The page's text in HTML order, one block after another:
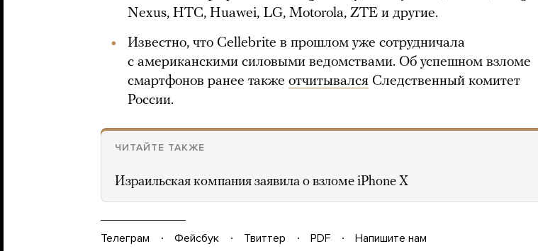
Nexus, HTC, Huawei, LG, Motorola, ZTE и другие.
Известно, что Cellebrite в прошлом уже сотрудничала
с американскими силовыми ведомствами. Об успешном взломе
смартфонов ранее также отчитывался Следственный комитет
России.
ЧИТАЙТЕ ТАКЖЕ
Израильская компания заявила о взломе iPhone X
Телеграм Фейсбук Твиттер PDF
Напишите нам